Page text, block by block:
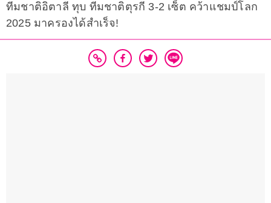
ทีมชาติอิตาลี ทุบ ทีมชาติตุรกี 3-2 เซ็ต คว้าแชมป์โลก
2025 มาครองได้สำเร็จ!